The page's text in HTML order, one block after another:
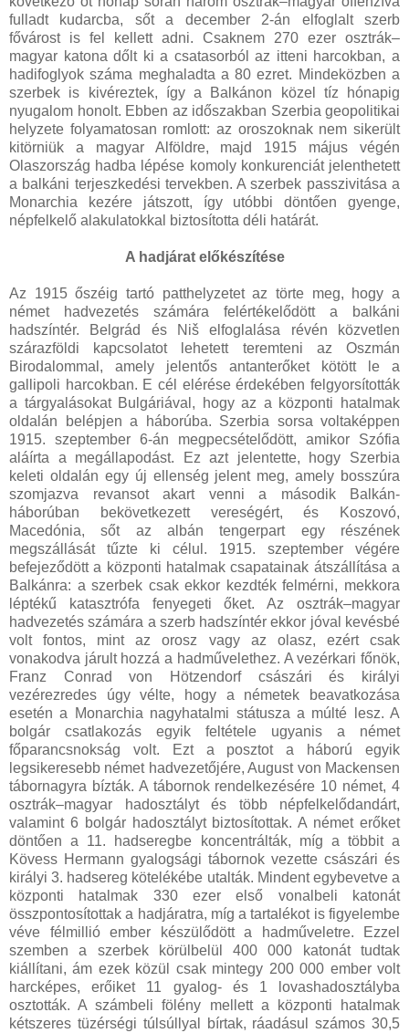
fulladt kudarcba, sőt a december 2-án elfoglalt szerb
fővárost is fel kellett adni. Csaknem 270 ezer osztrák–
magyar katona dőlt ki a csatasorból az itteni harcokban, a
hadifoglyok száma meghaladta a 80 ezret. Mindeközben a
szerbek is kivéreztek, így a Balkánon közel tíz hónapig
nyugalom honolt. Ebben az időszakban Szerbia geopolitikai
helyzete folyamatosan romlott: az oroszoknak nem sikerült
kitörniük a magyar Alföldre, majd 1915 május végén
Olaszország hadba lépése komoly konkurenciát jelenthetett
a balkáni terjeszkedési tervekben. A szerbek passzivitása a
Monarchia kezére játszott, így utóbbi döntően gyenge,
népfelkelő alakulatokkal biztosította déli határát.
A hadjárat előkészítése
Az 1915 őszéig tartó patthelyzetet az törte meg, hogy a
német hadvezetés számára felértékelődött a balkáni
hadszíntér. Belgrád és Niš elfoglalása révén közvetlen
szárazföldi kapcsolatot lehetett teremteni az Oszmán
Birodalommal, amely jelentős antanterőket kötött le a
gallipoli harcokban. E cél elérése érdekében felgyorsították
a tárgyalásokat Bulgáriával, hogy az a központi hatalmak
oldalán belépjen a háborúba. Szerbia sorsa voltaképpen
1915. szeptember 6-án megpecsételődött, amikor Szófia
aláírta a megállapodást. Ez azt jelentette, hogy Szerbia
keleti oldalán egy új ellenség jelent meg, amely bosszúra
szomjazva revansot akart venni a második Balkán-
háborúban bekövetkezett vereségért, és Koszovó,
Macedónia, sőt az albán tengerpart egy részének
megszállását tűzte ki célul. 1915. szeptember végére
befejeződött a központi hatalmak csapatainak átszállítása a
Balkánra: a szerbek csak ekkor kezdték felmérni, mekkora
léptékű katasztrófa fenyegeti őket. Az osztrák–magyar
hadvezetés számára a szerb hadszíntér ekkor jóval kevésbé
volt fontos, mint az orosz vagy az olasz, ezért csak
vonakodva járult hozzá a hadművelethez. A vezérkari főnök,
Franz Conrad von Hötzendorf császári és királyi
vezérezredes úgy vélte, hogy a németek beavatkozása
esetén a Monarchia nagyhatalmi státusza a múlté lesz. A
bolgár csatlakozás egyik feltétele ugyanis a német
főparancsnokság volt. Ezt a posztot a háború egyik
legsikeresebb német hadvezetőjére, August von Mackensen
tábornagyra bízták. A tábornok rendelkezésére 10 német, 4
osztrák–magyar hadosztályt és több népfelkelődandárt,
valamint 6 bolgár hadosztályt biztosítottak. A német erőket
döntően a 11. hadseregbe koncentrálták, míg a többit a
Kövess Hermann gyalogsági tábornok vezette császári és
királyi 3. hadsereg kötelékébe utalták. Mindent egybevetve a
központi hatalmak 330 ezer első vonalbeli katonát
összpontosítottak a hadjáratra, míg a tartalékot is figyelembe
véve félmillió ember készülődött a hadműveletre. Ezzel
szemben a szerbek körülbelül 400 000 katonát tudtak
kiállítani, ám ezek közül csak mintegy 200 000 ember volt
harcképes, erőiket 11 gyalog- és 1 lovashadosztályba
osztották. A számbeli fölény mellett a központi hatalmak
kétszeres tüzérségi túlsúllyal bírtak, ráadásul számos 30,5